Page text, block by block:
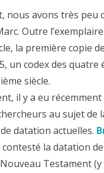
nous avons très peu
Outre
la première copie
un codex des quatre
siècle.
il y a eu
au sujet de
datation actuelles.
contesté la datation
Testament (y